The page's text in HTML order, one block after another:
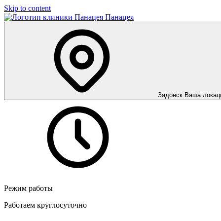
Skip to content
Панацея
Задонск Ваша
Режим работы
Работаем круглосуточно